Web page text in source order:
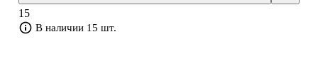
можно вести весь год.
15
В наличии 15 шт.